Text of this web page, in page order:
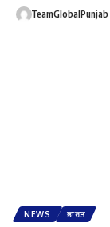
TeamGlobalPunjab
NEWS ਭਾਰਤ